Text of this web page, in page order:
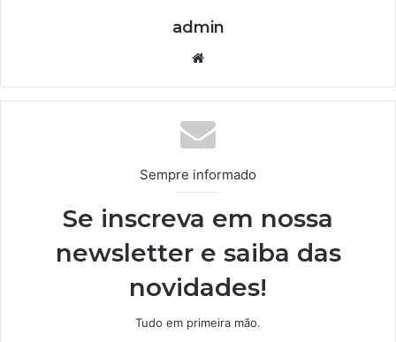
admin
te
Sempre informado
Se inscreva em nossa
newsletter e saiba das
novidades!
Tudo em primeira mão.